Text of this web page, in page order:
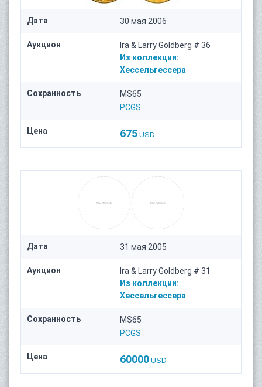
Дата 30 мая 2006
Аукцион
Ira & Larry Goldberg # 36
Из коллекции:
Хессельгессера
Сохранность
MS65
PCGS
Цена 675 USD
Дата 31 мая 2005
Аукцион
Ira & Larry Goldberg # 31
Из коллекции:
Хессельгессера
Сохранность
MS65
PCGS
Цена 60000 USD